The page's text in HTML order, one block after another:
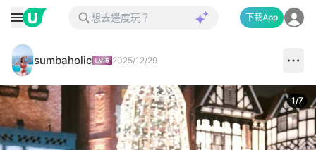
下載App
sumbaholic 2025/12/29
1/7